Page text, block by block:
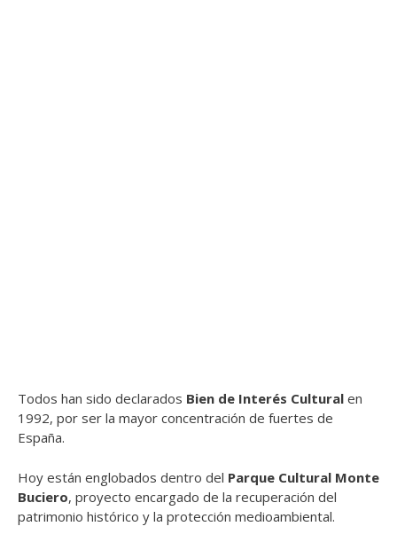
Todos han sido declarados Bien de Interés Cultural en
1992, por ser la mayor concentración de fuertes de
España.
Hoy están englobados dentro del Parque Cultural Monte
Buciero, proyecto encargado de la recuperación del
patrimonio histórico y la protección medioambiental.